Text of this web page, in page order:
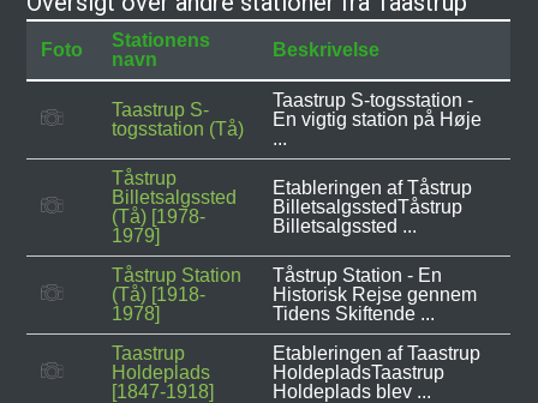
Foto
Stationens
navn
Beskrivelse
Taastrup S-
togsstation (Tå)
Taastrup S-togsstation -
En vigtig station på Høje
...
Tåstrup
Billetsalgssted
(Tå) [1978-
1979]
Etableringen af Tåstrup
BilletsalgsstedTåstrup
Billetsalgssted ...
Tåstrup Station
(Tå) [1918-
1978]
Tåstrup Station - En
Historisk Rejse gennem
Tidens Skiftende ...
Taastrup
Holdeplads
[1847-1918]
Etableringen af Taastrup
HoldepladsTaastrup
Holdeplads blev ...